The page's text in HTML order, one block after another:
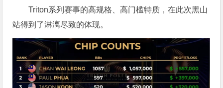
Triton系列赛事的高规格、高门槛特质，在此次黑山
站得到了淋漓尽致的体现。